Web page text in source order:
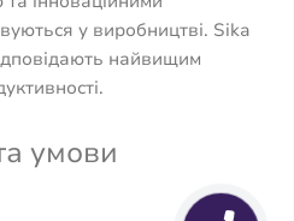
у виробництві. Sika
найвищим
умови